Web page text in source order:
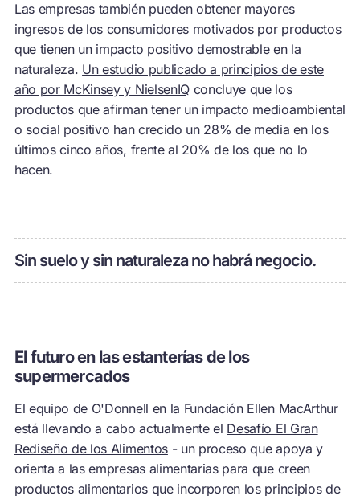
Las empresas también pueden obtener mayores
ingresos de los consumidores motivados por productos
que tienen un impacto positivo demostrable en la
naturaleza. Un estudio publicado a principios de este
año por McKinsey y NielsenIQconcluye que los
productos que afirman tener un impacto medioambiental
o social positivo han crecido un 28% de media en los
últimos cinco años, frente al 20% de los que no lo
hacen.
Sin suelo y sin naturaleza no habrá negocio.
El futuro en las estanterías de los
supermercados
El equipo de O'Donnell en la Fundación Ellen MacArthur
está llevando a cabo actualmente el Desafío El Gran
Rediseño de los Alimentos- un proceso que apoya y
orienta a las empresas alimentarias para que creen
productos alimentarios que incorporen los principios de